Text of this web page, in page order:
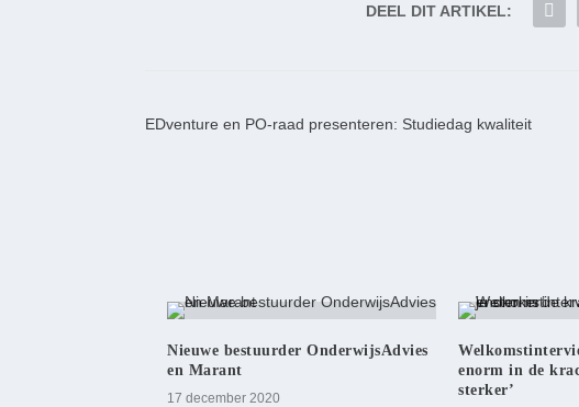
DEEL DIT ARTIKEL:
EDventure en PO-raad presenteren: Studiedag kwaliteit
Nieuwe bestuurder OnderwijsAdvies
en Marant
17 december 2020
enorm in de
sterker’